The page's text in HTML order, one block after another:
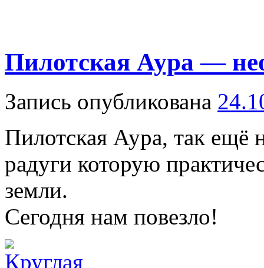
Пилотская Аура —
Запись опубликована
Пилотская Аура, так ещё
радуги которую
земли.
Сегодня нам повезло!